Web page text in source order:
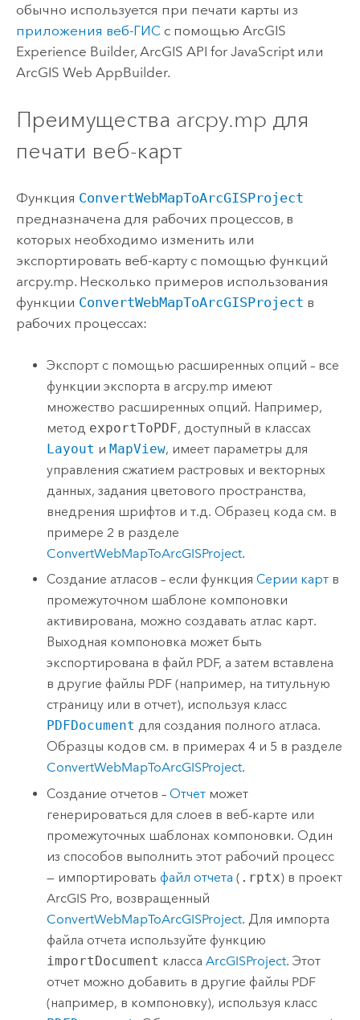
обычно используется при печати карты из
приложения веб-ГИСс помощью ArcGIS
Experience Builder, ArcGIS API for JavaScriptили
ArcGIS Web AppBuilder.
Преимущества arcpy.mp для
печати веб-карт
Функция ConvertWebMapToArcGISProject
предназначена для рабочих процессов, в
которых необходимо изменить или
экспортировать веб-карту с помощью функций
arcpy.mp. Несколько примеров использования
функции ConvertWebMapToArcGISProject в
рабочих процессах:
Экспорт с помощью расширенных опций – все
функции экспорта в arcpy.mp имеют
множество расширенных опций. Например,
метод exportToPDF, доступный в классах
Layout иMapView, имеет параметры для
управления сжатием растровых и векторных
данных, задания цветового пространства,
внедрения шрифтов и т.д. Образец кода см. в
примере 2 в разделе
ConvertWebMapToArcGISProject.
Создание атласов – если функцияСерии карт в
промежуточном шаблоне компоновки
активирована, можно создавать атлас карт.
Выходная компоновка может быть
экспортирована в файл PDF, а затем вставлена
в другие файлы PDF (например, на титульную
страницу или в отчет), используя класс
PDFDocument для создания полного атласа.
Образцы кодов см. в примерах 4 и 5 в разделе
ConvertWebMapToArcGISProject.
Создание отчетов –Отчет может
генерироваться для слоев в веб-карте или
промежуточных шаблонах компоновки. Один
из способов выполнить этот рабочий процесс
— импортироватьфайл отчета ( .rptx) в проект
ArcGIS Pro, возвращенный
ConvertWebMapToArcGISProject. Для импорта
файла отчета используйте функцию
importDocument классаArcGISProject. Этот
отчет можно добавить в другие файлы PDF
(например, в компоновку), используя класс